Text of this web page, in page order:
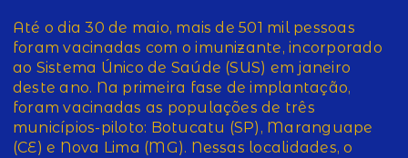
Até o dia 30 de maio, mais de 501 mil pessoas
foram vacinadas com o imunizante, incorporado
ao Sistema Único de Saúde (SUS) em janeiro
deste ano. Na primeira fase de implantação,
foram vacinadas as populações de três
municípios-piloto: Botucatu (SP), Maranguape
(CE) e Nova Lima (MG). Nessas localidades, o